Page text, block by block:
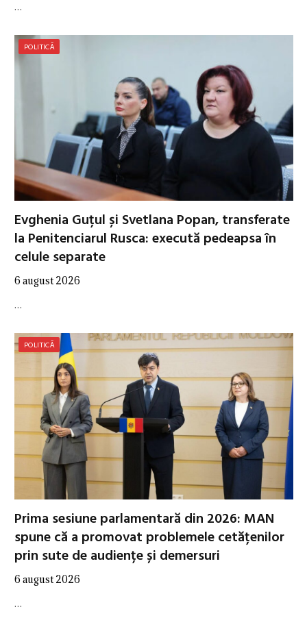
…
POLITICĂ
Evghenia Guțul și Svetlana Popan, transferate
la Penitenciarul Rusca: execută pedeapsa în
celule separate
6 august 2026
…
POLITICĂ
Prima sesiune parlamentară din 2026: MAN
spune că a promovat problemele cetățenilor
prin sute de audiențe și demersuri
6 august 2026
…